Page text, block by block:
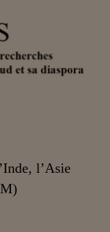
l’Asie